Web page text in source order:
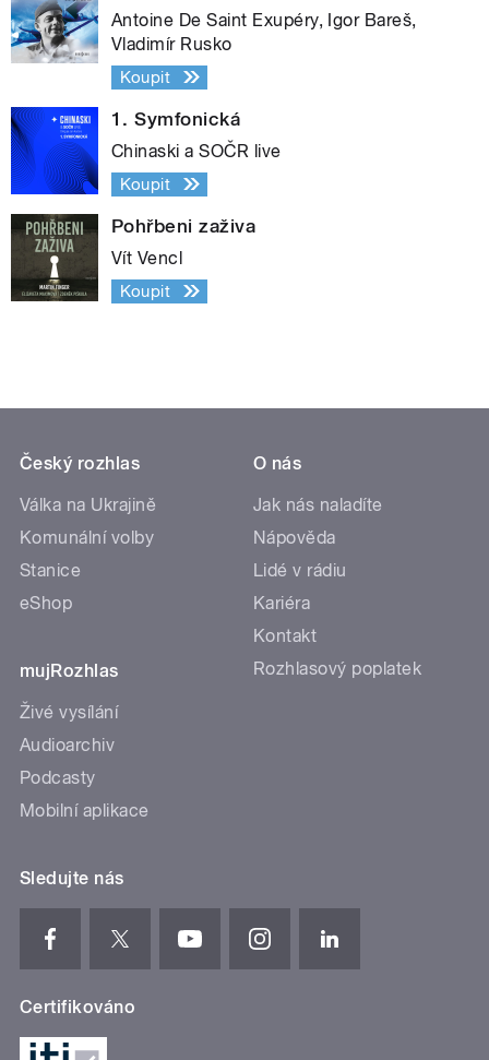
Antoine De Saint Exupéry, Igor Bareš,
Vladimír Rusko
Koupit
1. Symfonická
Chinaski a SOČR live
Koupit
Pohřbeni zaživa
Vít Vencl
Koupit
Český rozhlas
Válka na Ukrajině
Komunální volby
Stanice
eShop
mujRozhlas
Živé vysílání
Audioarchiv
Podcasty
Mobilní aplikace
O nás
Jak nás naladíte
Nápověda
Lidé v rádiu
Kariéra
Kontakt
Rozhlasový poplatek
Sledujte nás
Certifikováno